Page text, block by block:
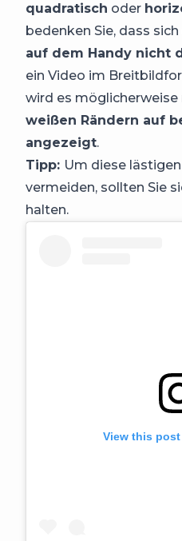
quadratisch oder
bedenken Sie, dass
auf dem Handy nicht
ein Video im
wird es
weißen Rändern auf
angezeigt.
Tipp: Um diese
vermeiden, sollten Sie
halten.
View this